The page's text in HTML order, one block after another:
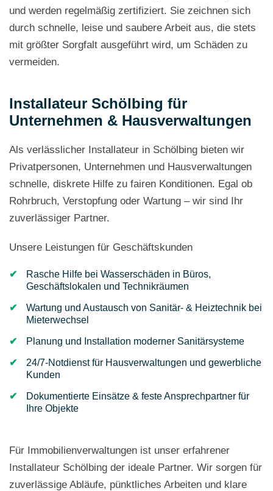
und werden regelmäßig zertifiziert. Sie zeichnen sich
durch schnelle, leise und saubere Arbeit aus, die stets
mit größter Sorgfalt ausgeführt wird, um Schäden zu
vermeiden.
Installateur Schölbing für
Unternehmen & Hausverwaltungen
Als verlässlicher Installateur in Schölbing bieten wir
Privatpersonen, Unternehmen und Hausverwaltungen
schnelle, diskrete Hilfe zu fairen Konditionen. Egal ob
Rohrbruch, Verstopfung oder Wartung – wir sind Ihr
zuverlässiger Partner.
Unsere Leistungen für Geschäftskunden
Rasche Hilfe bei Wasserschäden in Büros,
Geschäftslokalen und Technikräumen
Wartung und Austausch von Sanitär- & Heiztechnik bei
Mieterwechsel
Planung und Installation moderner Sanitärsysteme
24/7-Notdienst für Hausverwaltungen und gewerbliche
Kunden
Dokumentierte Einsätze & feste Ansprechpartner für
Ihre Objekte
Für Immobilienverwaltungen ist unser erfahrener
Installateur Schölbing der ideale Partner. Wir sorgen für
zuverlässige Abläufe, pünktliches Arbeiten und klare